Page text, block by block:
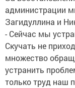
администрации
Загидуллина и
- Сейчас мы
Скучать не
множество
устранить
только труд наш